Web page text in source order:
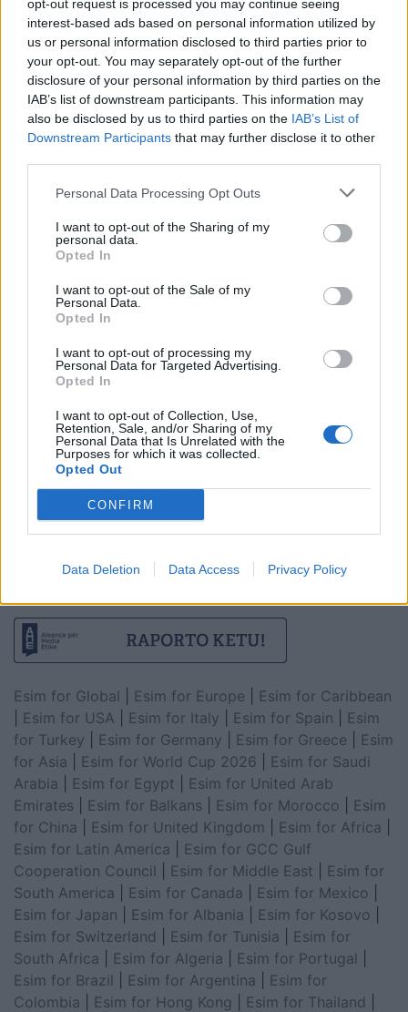
opt-out request is processed you may continue seeing
interest-based ads based on personal information utilized by
us or personal information disclosed to third parties prior to
your opt-out. You may separately opt-out of the further
disclosure of your personal information by third parties on the
IAB’s list of downstream participants. This information may
also be disclosed by us to third parties on the IAB’s List of
Downstream Participants that may further disclose it to other
Personal Data Processing Opt Outs
I want to opt-out of the Sharing of my
personal data.
Opted In
I want to opt-out of the Sale of my
Personal Data.
Opted In
I want to opt-out of processing my
Personal Data for Targeted Advertising.
Opted In
I want to opt-out of Collection, Use,
Retention, Sale, and/or Sharing of my
Personal Data that Is Unrelated with the
Purposes for which it was collected.
Opted Out
CONFIRM
Data Deletion Data Access Privacy Policy
Mazda konfirmon rikthimin e
CX-3, gjenerata e re pritet në
vitin 2027
Valverde rrëfen befasinë nga
Mourinho: Nuk e mendoja se
dhe flakët u përhapën drejt
Esim for Global Esim for Europe
Esim for Caribbean
Esim for USA Esim for Italy Esim for Spain
Esim
for Turkey
Esim for Germany Esim for Greece
Esim
for Asia
Esim for World Cup 2026
Esim for Saudi
Arabia
Esim for Egypt
Esim for United Arab
Emirates
Esim for Balkans Esim for Morocco
Esim
for China
Esim for United Kingdom Esim for Africa
Esim for Latin America
Esim for GCC Gulf
Cooperation Council
Esim for Middle East
Esim for
South America
Esim for Canada Esim for Mexico
Esim for Japan
Esim for Albania Esim for Kosovo
Esim for Switzerland
Esim for Tunisia
Esim for
South Africa
Esim for Algeria Esim for Portugal
Esim for Brazil
Esim for Argentina
Esim for
Colombia
Esim for Hong Kong Esim for Thailand